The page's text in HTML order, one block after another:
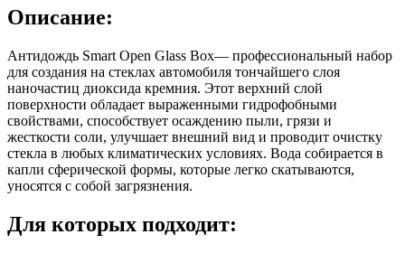
Описание:
Антидождь Smart Open Glass Box— профессиональный набор
для создания на стеклах автомобиля тончайшего слоя
наночастиц диоксида кремния. Этот верхний слой
поверхности обладает выраженными гидрофобными
свойствами, способствует осаждению пыли, грязи и
жесткости соли, улучшает внешний вид и проводит очистку
стекла в любых климатических условиях. Вода собирается в
капли сферической формы, которые легко скатываются,
уносятся с собой загрязнения.
Для которых подходит: